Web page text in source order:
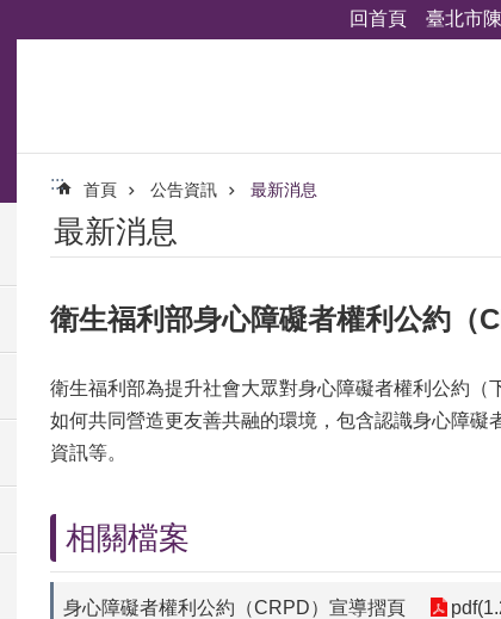
回首頁 臺北市
::: 首頁 公告資訊 最新消息
最新消息
衛生福利部身心障礙者權利公約（
衛生福利部為提升社會大眾對身心障礙者權利公約
如何共同營造更友善共融的環境，包含認識身心障
資訊等。
相關檔案
身心障礙者權利公約（CRPD）宣導摺頁